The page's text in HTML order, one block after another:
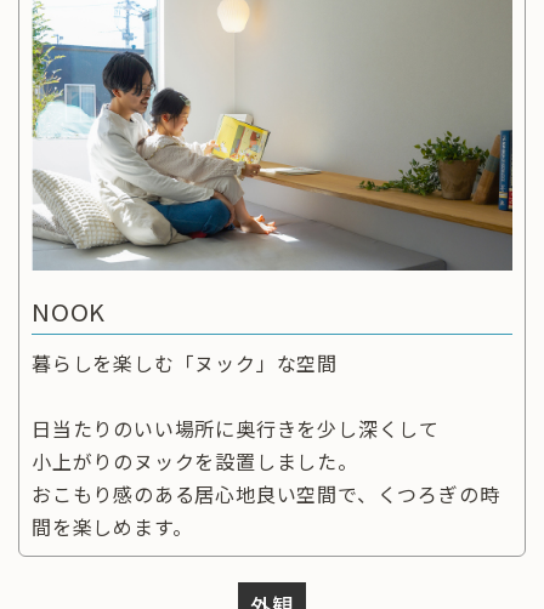
NOOK
暮らしを楽しむ「ヌック」な空間
日当たりのいい場所に奥行きを少し深くして
小上がりのヌックを設置しました。
おこもり感のある居心地良い空間で、くつろぎの時
間を楽しめます。